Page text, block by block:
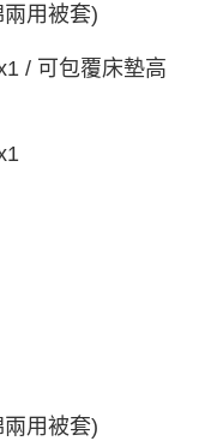
兩用被套)
/ 可包覆床墊高
兩用被套)